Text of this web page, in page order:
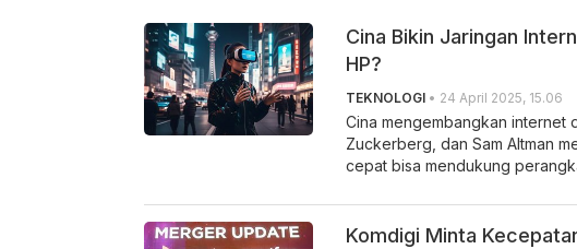
Cina Bikin Jaringan
HP?
TEKNOLOGI • 24 April 2025, 15.06
Cina mengembangkan internet
Zuckerberg, dan Sam Altman
cepat bisa mendukung
Komdigi Minta